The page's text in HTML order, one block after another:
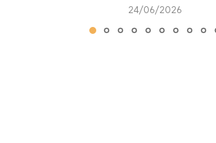
24/06/2026